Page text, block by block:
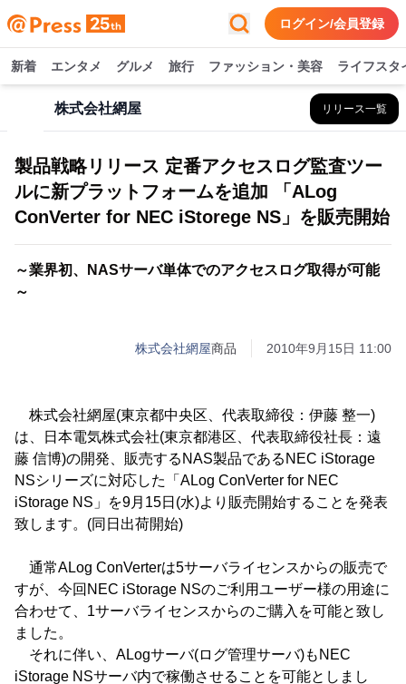
ログイン/会員登録
新着 エンタメ グルメ 旅行 ファッション・美容 ライフスタ
株式会社網屋 リリース一覧
製品戦略リリース 定番アクセスログ監査ツー
ルに新プラットフォームを追加 「ALog
ConVerter for NEC iStorege NS」を販売開始
～業界初、NASサーバ単体でのアクセスログ取得が可能
～
株式会社網屋商品 2010年9月15日 11:00
株式会社網屋(東京都中央区、代表取締役：伊藤 整一)
は、日本電気株式会社(東京都港区、代表取締役社長：遠
藤 信博)の開発、販売するNAS製品であるNEC iStorage
NSシリーズに対応した「ALog ConVerter for NEC
iStorage NS」を9月15日(水)より販売開始することを発表
致します。(同日出荷開始)
通常ALog ConVerterは5サーバライセンスからの販売で
すが、今回NEC iStorage NSのご利用ユーザー様の用途に
合わせて、1サーバライセンスからのご購入を可能と致し
ました。
それに伴い、ALogサーバ(ログ管理サーバ)もNEC
iStorage NSサーバ内で稼働させることを可能としまし